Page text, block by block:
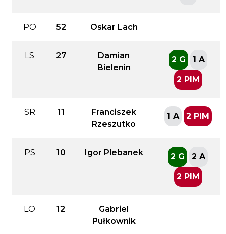
PO 52 Oskar Lach
LS 27
Damian
Bielenin
2 G 1 A
2 PIM
SR 11
Franciszek
Rzeszutko
1 A 2 PIM
PS 10 Igor Plebanek 2 G 2 A
2 PIM
LO 12
Gabriel
Pułkownik